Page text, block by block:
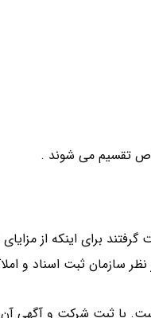
تقسیم می شوند .
برای اینکه از
نظر سازمان ثبت اسناد و